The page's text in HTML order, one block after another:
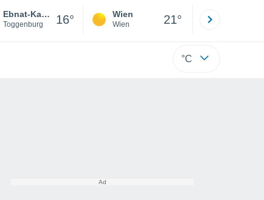
Ebnat-Kappel
Toggenburg 16° Wien
Wien 21°
°C